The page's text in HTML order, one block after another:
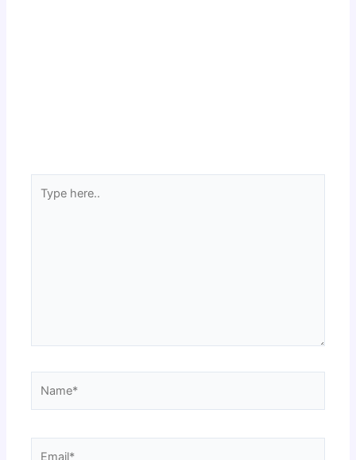
here..